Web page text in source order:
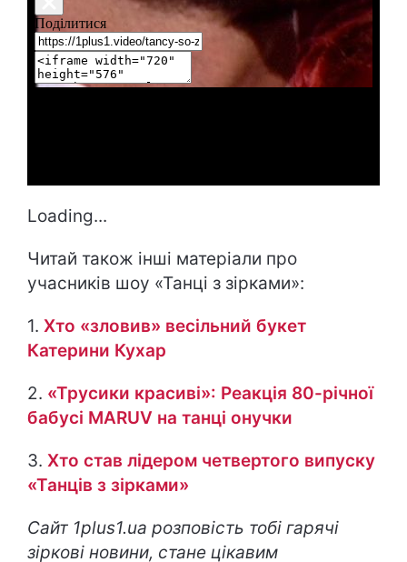
Loading...
Читай також інші матеріали про
учасників шоу «Танці з зірками»:
1. Хто «зловив» весільний букет
Катерини Кухар
2. «Трусики красиві»: Реакція 80-річної
бабусі MARUV на танці онучки
3. Хто став лідером четвертого випуску
«Танців з зірками»
Сайт 1plus1.ua розповість тобі гарячі
зіркові новини, стане цікавим